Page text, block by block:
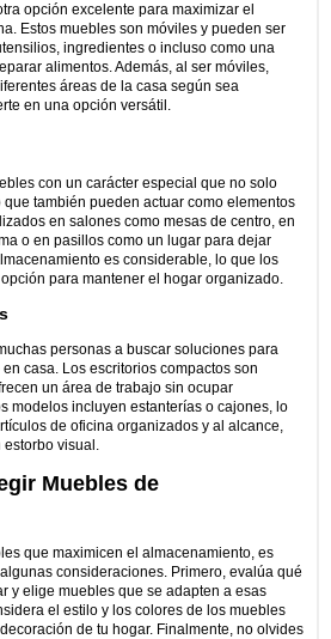
opción excelente para maximizar el
Estos muebles son móviles y pueden ser
ingredientes o incluso como una
alimentos. Además, al ser móviles,
áreas de la casa según sea
en una opción versátil.
con un carácter especial que no solo
también pueden actuar como elementos
en salones como mesas de centro, en
o en pasillos como un lugar para dejar
es considerable, lo que los
para mantener el hogar organizado.
personas a buscar soluciones para
casa. Los escritorios compactos son
un área de trabajo sin ocupar
modelos incluyen estanterías o cajones, lo
de oficina organizados y al alcance,
estorbo visual.
Muebles de
que maximicen el almacenamiento, es
consideraciones. Primero, evalúa qué
y elige muebles que se adapten a esas
el estilo y los colores de los muebles
de tu hogar. Finalmente, no olvides